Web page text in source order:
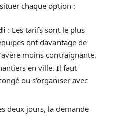
chaque option :
: Les tarifs sont le plus
ont davantage de
moins contraignante,
en ville. Il faut
ou s’organiser avec
deux jours, la demande